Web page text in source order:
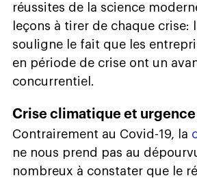
réussites de la science
leçons à tirer de chaque crise:
souligne le fait que les
en période de crise ont un
concurrentiel.
Crise climatique et urgence
Contrairement au Covid-19, la
ne nous prend pas au
nombreux à constater que le